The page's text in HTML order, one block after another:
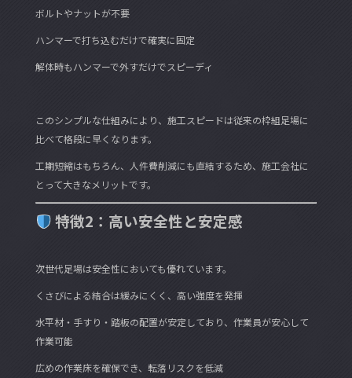
ボルトやナットが不要
ハンマーで打ち込むだけで確実に固定
解体時もハンマーで外すだけでスピーディ
このシンプルな仕組みにより、施工スピードは従来の枠組足場に
比べて格段に早くなります。
工期短縮はもちろん、人件費削減にも直結するため、施工会社に
とって大きなメリットです。
特徴2：高い安全性と安定感
次世代足場は安全性においても優れています。
くさびによる結合は緩みにくく、高い強度を発揮
水平材・手すり・踏板の配置が安定しており、作業員が安心して
作業可能
広めの作業床を確保でき、転落リスクを低減